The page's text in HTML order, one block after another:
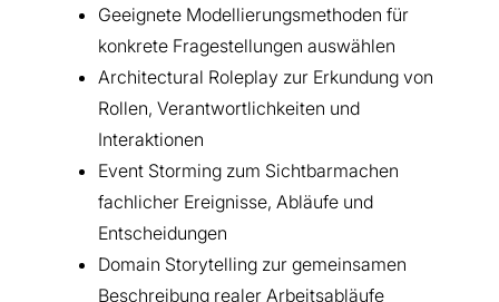
Geeignete Modellierungsmethoden für
konkrete Fragestellungen auswählen
Architectural Roleplay zur Erkundung von
Rollen, Verantwortlichkeiten und
Interaktionen
Event Storming zum Sichtbarmachen
fachlicher Ereignisse, Abläufe und
Entscheidungen
Domain Storytelling zur gemeinsamen
Beschreibung realer Arbeitsabläufe